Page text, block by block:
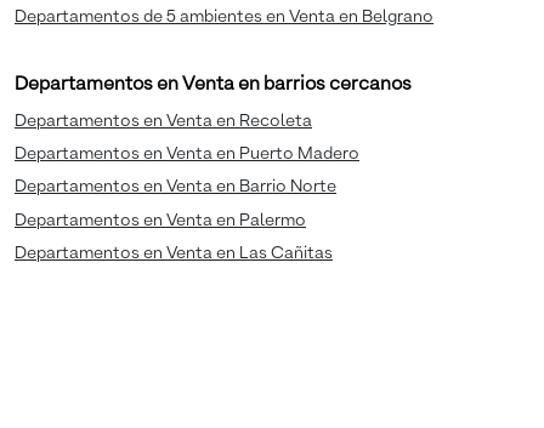
Departamentos de 5 ambientes en Venta en Belgrano
Departamentos en Venta en barrios cercanos
Departamentos en Venta en Recoleta
Departamentos en Venta en Puerto Madero
Departamentos en Venta en Barrio Norte
Departamentos en Venta en Palermo
Departamentos en Venta en Las Cañitas